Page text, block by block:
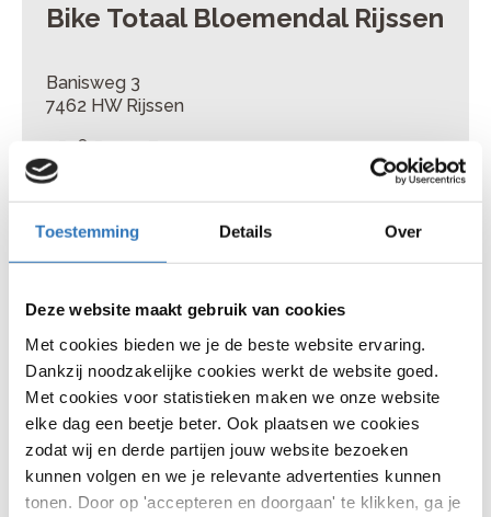
Toestemming Details Over
Deze website maakt gebruik van cookies
Met cookies bieden we je de beste website ervaring.
Dankzij noodzakelijke cookies werkt de website goed.
Met cookies voor statistieken maken we onze website
elke dag een beetje beter. Ook plaatsen we cookies
zodat wij en derde partijen jouw website bezoeken
kunnen volgen en we je relevante advertenties kunnen
tonen. Door op 'accepteren en doorgaan' te klikken, ga je
Bike Totaal Bloemendal Rijssen
Banisweg 3
7462 HW Rijssen
0548 51 22 17